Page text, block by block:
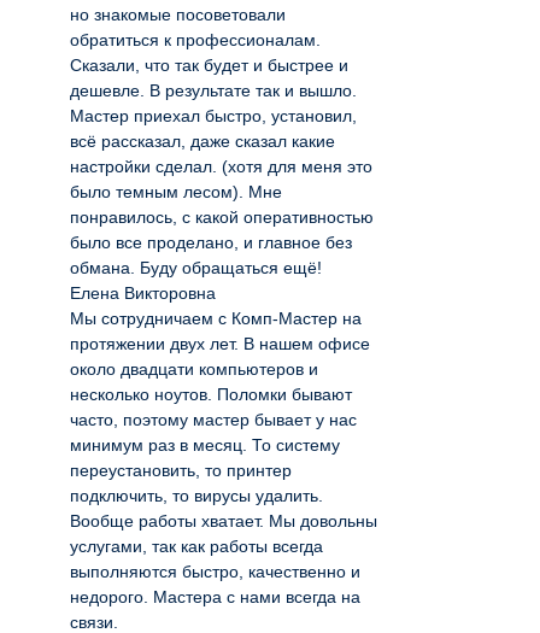
но знакомые посоветовали
обратиться к профессионалам.
Сказали, что так будет и быстрее и
дешевле. В результате так и вышло.
Мастер приехал быстро, установил,
всё рассказал, даже сказал какие
настройки сделал. (хотя для меня это
было темным лесом). Мне
понравилось, с какой оперативностью
было все проделано, и главное без
обмана. Буду обращаться ещё!
Елена Викторовна
Мы сотрудничаем с Комп-Мастер на
протяжении двух лет. В нашем офисе
около двадцати компьютеров и
несколько ноутов. Поломки бывают
часто, поэтому мастер бывает у нас
минимум раз в месяц. То систему
переустановить, то принтер
подключить, то вирусы удалить.
Вообще работы хватает. Мы довольны
услугами, так как работы всегда
выполняются быстро, качественно и
недорого. Мастера с нами всегда на
связи.